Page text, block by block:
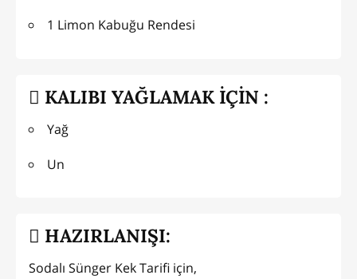
1 Limon Kabuğu Rendesi
KALIBI YAĞLAMAK İÇİN :
Yağ
Un
HAZIRLANIŞI:
Sodalı Sünger Kek Tarifi için,